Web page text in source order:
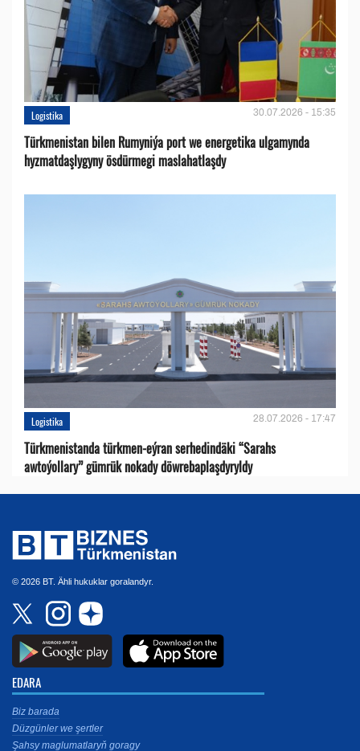
Logistika 30.07.2026 - 15:35
Türkmenistan bilen Rumyniýa port we energetika ulgamynda
hyzmatdaşlygyny ösdürmegi maslahatlaşdy
Logistika 28.07.2026 - 17:47
Türkmenistanda türkmen-eýran serhedindäki “Sarahs
awtoýollary” gümrük nokady döwrebaplaşdyryldy
© 2026 BT. Ähli hukuklar goralandyr.
EDARA
Biz barada
Düzgünler we şertler
Şahsy maglumatlaryň goragy